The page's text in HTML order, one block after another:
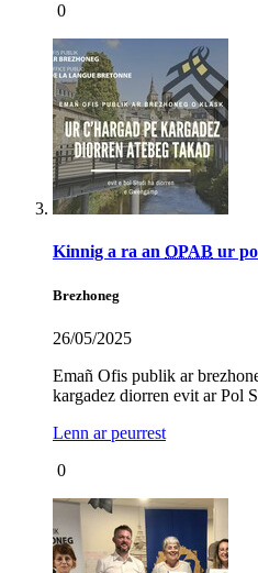
0
Kinnig a ra an OPAB ur
Brezhoneg
26/05/2025
Emañ Ofis publik ar
kargadez diorren evit ar Pol
Lenn ar peurrest
0